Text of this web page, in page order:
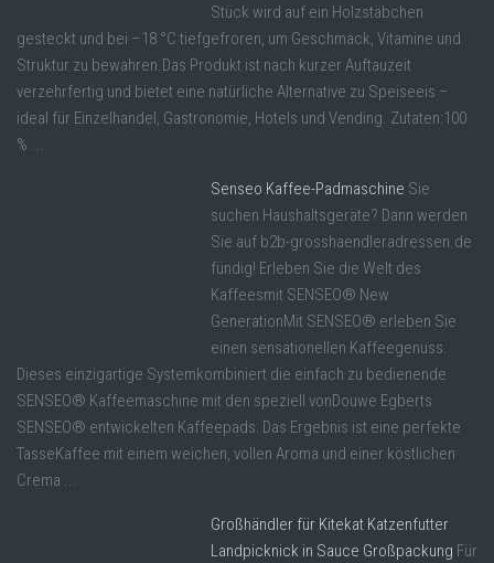
Stück wird auf ein Holzstäbchen
gesteckt und bei –18 °C tiefgefroren, um Geschmack, Vitamine und
Struktur zu bewahren.Das Produkt ist nach kurzer Auftauzeit
verzehrfertig und bietet eine natürliche Alternative zu Speiseeis –
ideal für Einzelhandel, Gastronomie, Hotels und Vending. Zutaten:100
% ...
Senseo Kaffee-Padmaschine Sie
suchen Haushaltsgeräte? Dann werden
Sie auf b2b-grosshaendleradressen.de
fündig! Erleben Sie die Welt des
Kaffeesmit SENSEO® New
GenerationMit SENSEO® erleben Sie
einen sensationellen Kaffeegenuss.
Dieses einzigartige Systemkombiniert die einfach zu bedienende
SENSEO® Kaffeemaschine mit den speziell vonDouwe Egberts
SENSEO® entwickelten Kaffeepads: Das Ergebnis ist eine perfekte
TasseKaffee mit einem weichen, vollen Aroma und einer köstlichen
Crema ...
Großhändler für Kitekat Katzenfutter
Landpicknick in Sauce Großpackung Für